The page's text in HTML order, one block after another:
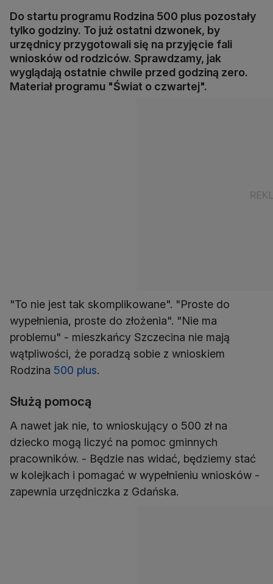
Do startu programu Rodzina 500 plus pozostały
tylko godziny. To już ostatni dzwonek, by
urzędnicy przygotowali się na przyjęcie fali
wniosków od rodziców. Sprawdzamy, jak
wyglądają ostatnie chwile przed godziną zero.
Materiał programu "Świat o czwartej".
"To nie jest tak skomplikowane". "Proste do
wypełnienia, proste do złożenia". "Nie ma
problemu" - mieszkańcy Szczecina nie mają
wątpliwości, że poradzą sobie z wnioskiem
Rodzina 500 plus.
Służą pomocą
A nawet jak nie, to wnioskujący o 500 zł na
dziecko mogą liczyć na pomoc gminnych
pracowników. - Będzie nas widać, będziemy stać
w kolejkach i pomagać w wypełnieniu wniosków -
zapewnia urzędniczka z Gdańska.